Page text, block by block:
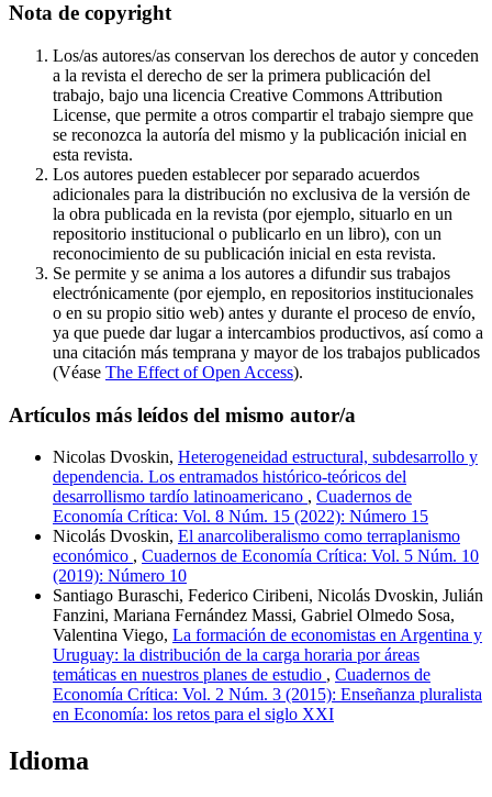
Nota de copyright
Los/as autores/as conservan los derechos de autor y conceden
a la revista el derecho de ser la primera publicación del
trabajo, bajo una licencia Creative Commons Attribution
License, que permite a otros compartir el trabajo siempre que
se reconozca la autoría del mismo y la publicación inicial en
esta revista.
Los autores pueden establecer por separado acuerdos
adicionales para la distribución no exclusiva de la versión de
la obra publicada en la revista (por ejemplo, situarlo en un
repositorio institucional o publicarlo en un libro), con un
reconocimiento de su publicación inicial en esta revista.
Se permite y se anima a los autores a difundir sus trabajos
electrónicamente (por ejemplo, en repositorios institucionales
o en su propio sitio web) antes y durante el proceso de envío,
ya que puede dar lugar a intercambios productivos, así como a
una citación más temprana y mayor de los trabajos publicados
(Véase The Effect of Open Access).
Artículos más leídos del mismo autor/a
Nicolas Dvoskin, Heterogeneidad estructural, subdesarrollo y
dependencia. Los entramados histórico-teóricos del
desarrollismo tardío latinoamericano , Cuadernos de
Economía Crítica: Vol. 8 Núm. 15 (2022): Número 15
Nicolás Dvoskin, El anarcoliberalismo como terraplanismo
económico , Cuadernos de Economía Crítica: Vol. 5 Núm. 10
(2019): Número 10
Santiago Buraschi, Federico Ciribeni, Nicolás Dvoskin, Julián
Fanzini, Mariana Fernández Massi, Gabriel Olmedo Sosa,
Valentina Viego, La formación de economistas en Argentina y
Uruguay: la distribución de la carga horaria por áreas
temáticas en nuestros planes de estudio , Cuadernos de
Economía Crítica: Vol. 2 Núm. 3 (2015): Enseñanza pluralista
en Economía: los retos para el siglo XXI
Idioma